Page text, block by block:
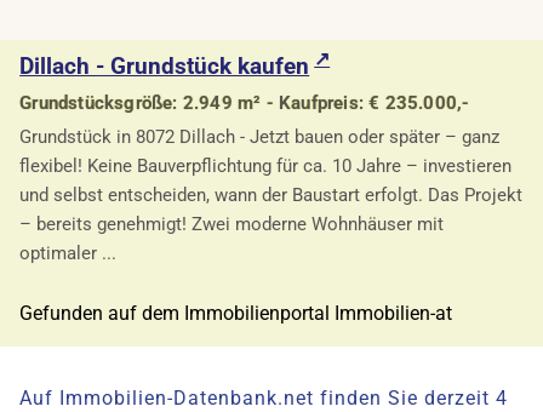
Dillach - Grundstück kaufen
Grundstücksgröße: 2.949 m² - Kaufpreis: € 235.000,-
Grundstück in 8072 Dillach - Jetzt bauen oder später – ganz
flexibel! Keine Bauverpflichtung für ca. 10 Jahre – investieren
und selbst entscheiden, wann der Baustart erfolgt. Das Projekt
– bereits genehmigt! Zwei moderne Wohnhäuser mit
optimaler ...
Gefunden auf dem Immobilienportal Immobilien-at
Auf Immobilien-Datenbank.net finden Sie derzeit 4